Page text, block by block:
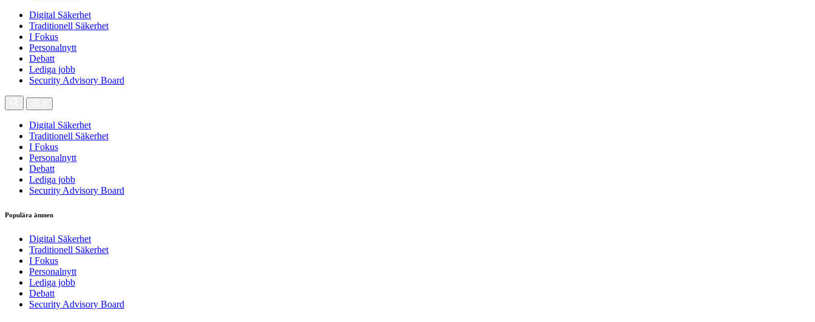
Digital Säkerhet
Traditionell Säkerhet
I Fokus
Personalnytt
Debatt
Lediga jobb
Security Advisory Board
Digital Säkerhet
Traditionell Säkerhet
I Fokus
Personalnytt
Debatt
Lediga jobb
Security Advisory Board
Populära ämnen
Digital Säkerhet
Traditionell Säkerhet
I Fokus
Personalnytt
Lediga jobb
Debatt
Security Advisory Board